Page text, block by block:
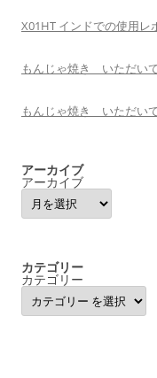
X01HT インドでの使用レ
もんじゃ焼き いただい
もんじゃ焼き いただい
アーカイブ
アーカイブ
カテゴリー
カテゴリー